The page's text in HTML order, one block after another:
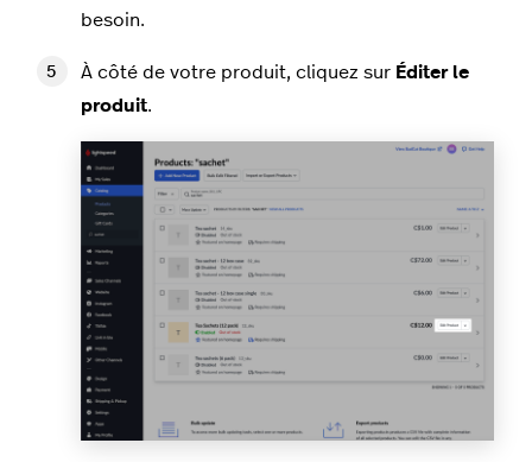
besoin.
À côté de votre produit, cliquez sur Éditer le
produit.